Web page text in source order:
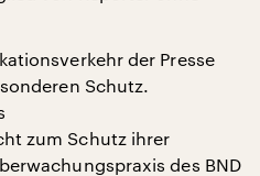
der Presse
Schutz.
zum Schutz ihrer
des BND